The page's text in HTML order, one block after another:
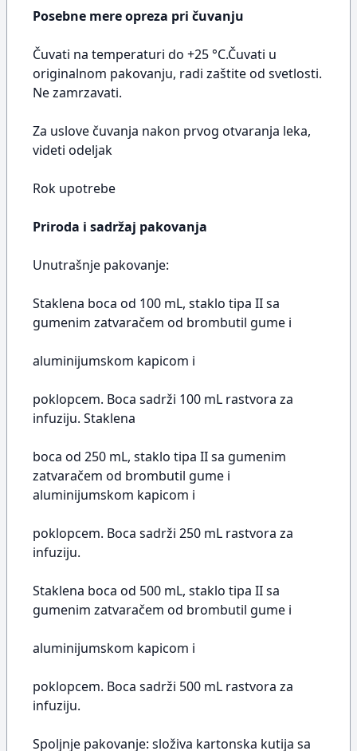
Posebne mere opreza pri čuvanju
Čuvati na temperaturi do +25 °C.Čuvati u
originalnom pakovanju, radi zaštite od svetlosti.
Ne zamrzavati.
Za uslove čuvanja nakon prvog otvaranja leka,
videti odeljak
Rok upotrebe
Priroda i sadržaj pakovanja
Unutrašnje pakovanje:
Staklena boca od 100 mL, staklo tipa II sa
gumenim zatvaračem od brombutil gume i
aluminijumskom kapicom i
poklopcem. Boca sadrži 100 mL rastvora za
infuziju. Staklena
boca od 250 mL, staklo tipa II sa gumenim
zatvaračem od brombutil gume i
aluminijumskom kapicom i
poklopcem. Boca sadrži 250 mL rastvora za
infuziju.
Staklena boca od 500 mL, staklo tipa II sa
gumenim zatvaračem od brombutil gume i
aluminijumskom kapicom i
poklopcem. Boca sadrži 500 mL rastvora za
infuziju.
Spoljnje pakovanje: složiva kartonska kutija sa